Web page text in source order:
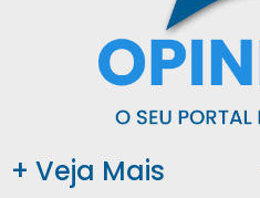
+ Veja Mais